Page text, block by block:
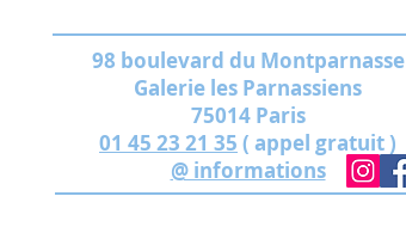
98 boulevard du Montparnasse
Galerie les Parnassiens
75014 Paris
01 45 23 21 35 ( appel gratuit )
@ informations